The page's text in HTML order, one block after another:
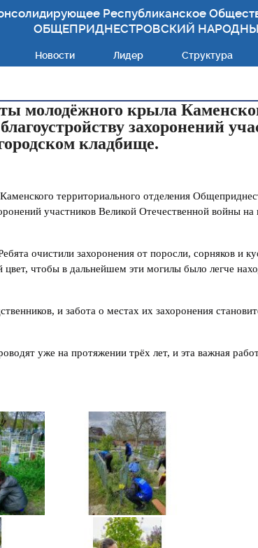
Республиканское
ОБЩЕПРИДНЕСТРОВСКИЙ
Новости Лидер Структура
молодёжного крыла
захоронений
кладбище.
территориального отделения
участников Великой Отечественной войны на
очистили захоронения от поросли, сорняков и
чтобы в дальнейшем эти могилы было легче
и забота о местах их захоронения
уже на протяжении трёх лет, и эта важная